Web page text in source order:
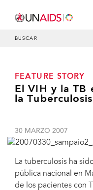
BUSCAR
FEATURE STORY
El VIH y la TB
la Tuberculosis
30 MARZO 2007
La tuberculosis ha
pública nacional en
de los pacientes con